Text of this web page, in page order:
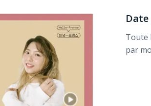
Date
Toute
par